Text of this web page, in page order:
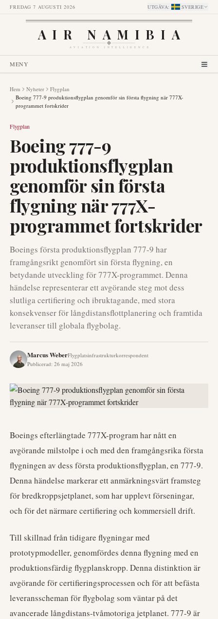
FREDAG 7 AUGUSTI 2026 UTGÅVA: SVERIGE
AIR NAMIBIA
AVIATION INTELLIGENCE
MENY
Hem Nyheter
Flygplan
Boeing 777-9 produktionsflygplan genomför sin första flygning när 777X-
programmet fortskrider
Flygplan
Boeing 777-9
produktionsflygplan
genomför sin första
flygning när 777X-
programmet fortskrider
Boeings första produktionsflygplan 777-9 har
framgångsrikt genomfört sin första flygning, en
betydande utveckling för 777X-programmet. Denna
händelse representerar ett avgörande steg mot dess
slutliga certifiering och ibruktagande, med stora
konsekvenser för långdistansflottplanering och framtida
leveranser till globala flygbolag.
Marcus WeberFlygplatsinfrastrukturkorrespondent
Publicerad: 26 maj 2026
Boeings efterlängtade 777X-program har nått en
avgörande milstolpe i och med den framgångsrika första
flygningen av dess första produktionsflygplan, en 777-9.
Denna händelse markerar ett anmärkningsvärt framsteg
för bredkroppsjetplanet, som har upplevt förseningar,
och för det närmare certifiering och kommersiell drift.
Till skillnad från tidigare flygningar med
prototypmodeller, genomfördes denna flygning med en
produktionsfärdig flygplanskropp. Denna distinktion är
avgörande för certifieringsprocessen och för att befästa
leveransscheman för flygbolag som väntar på det
avancerade långdistans-tvåmotoriga jetplanet. 777-9 är